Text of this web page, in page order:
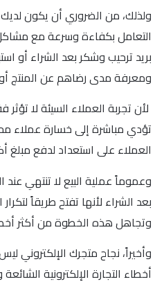
ولذلك، من الضروري أن يكون
التعامل بكفاءة وسرعة مع
بريد ترحيب وشكر بعد الشراء أو
ومعرفة مدى رضاهم عن المنتج
لأن تجربة العملاء السيئة لا
العملاء على استعداد لدفع مبلغ
وعموماً عملية البيع لا تنتهي
بعد الشراء لأنها تفتح طريقاً
وتجاهل هذه الخطوة من أكثر
وأخيراً، نجاح متجرك الإلكتروني
أخطاء التجارة الإلكترونية